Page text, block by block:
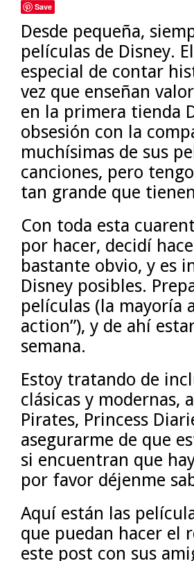
Save
Desde pequeña,
películas de Disney.
especial de contar
vez que enseñan
en la primera tienda
obsesión con la
muchísimas de sus
canciones, pero
tan grande que
Con toda esta
por hacer, decidí
bastante obvio, y es
Disney posibles.
películas (la mayoría
action”), y de ahí
semana.
Estoy tratando de
clásicas y modernas,
Pirates, Princess
asegurarme de que
si encuentran que
por favor déjenme
Aquí están las
que puedan hacer el
este post con sus